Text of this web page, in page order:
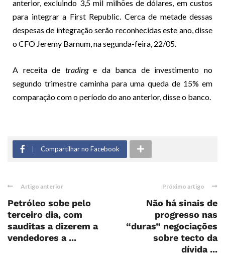
anterior, excluindo 3,5 mil milhões de dólares, em custos
para integrar a First Republic. Cerca de metade dessas
despesas de integração serão reconhecidas este ano, disse
o CFO Jeremy Barnum, na segunda-feira, 22/05.
A receita de tradinge da banca de investimento no
segundo trimestre caminha para uma queda de 15% em
comparação com o período do ano anterior, disse o banco.
Compartilhar no Facebook
Artigo anterior
Petróleo sobe pelo
terceiro dia, com
sauditas a dizerem a
vendedores a ...
Próximo artigo
Não há sinais de
progresso nas
“duras” negociações
sobre tecto da
dívida ...